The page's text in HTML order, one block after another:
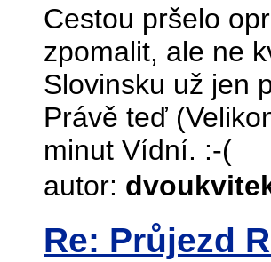
Cestou pršelo
zpomalit, ale ne
Slovinsku už jen
Právě teď
minut Vídní. :-(
autor:
Re: Průjezd